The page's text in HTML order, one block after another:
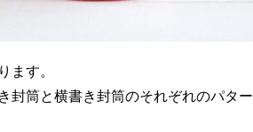
ます。
封筒と横書き封筒のそれぞれのパター